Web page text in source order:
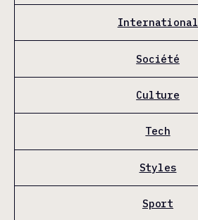
International
Société
Culture
Tech
Styles
Sport